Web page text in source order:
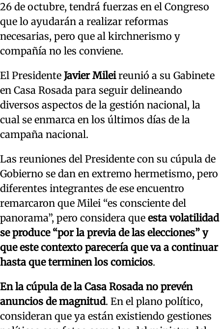
26 de octubre, tendrá fuerzas en el Congreso
que lo ayudarán a realizar reformas
necesarias, pero que al kirchnerismo y
compañía no les conviene.
El Presidente Javier Mileireunió a su Gabinete
en Casa Rosada para seguir delineando
diversos aspectos de la gestión nacional, la
cual se enmarca en los últimos días de la
campaña nacional.
Las reuniones del Presidente con su cúpula de
Gobierno se dan en extremo hermetismo, pero
diferentes integrantes de ese encuentro
remarcaron que Milei “es consciente del
panorama”, pero considera que esta volatilidad
se produce “por la previa de las elecciones” y
que este contexto parecería que va a continuar
hasta que terminen los comicios.
En la cúpula de la Casa Rosada no prevén
anuncios de magnitud. En el plano político,
consideran que ya están existiendo gestiones